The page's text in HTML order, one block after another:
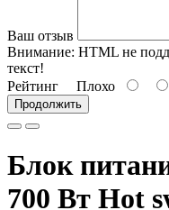
Ваш отзыв
Внимание: HTML не
текст!
Рейтинг Плохо
Продолжить
Блок
700 Вт Hot